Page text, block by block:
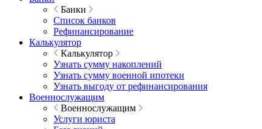
Банки
Список банков
Рефинансирование
Калькулятор
Калькулятор
Узнать сумму накоплений
Узнать сумму военной ипотеки
Узнать выгоду от рефинансирования
Военнослужащим
Военнослужащим
Услуги юриста